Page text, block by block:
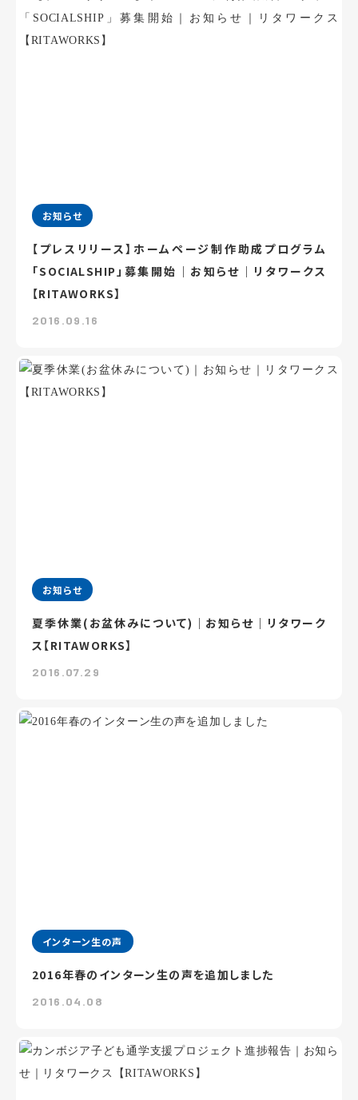
お知らせ
【プレスリリース】ホームページ制作助成プログラム
「SOCIALSHIP」募集開始｜お知らせ｜リタワークス
【RITAWORKS】
2016.09.16
お知らせ
夏季休業(お盆休みについて)｜お知らせ｜リタワーク
ス【RITAWORKS】
2016.07.29
インターン生の声
2016年春のインターン生の声を追加しました
2016.04.08